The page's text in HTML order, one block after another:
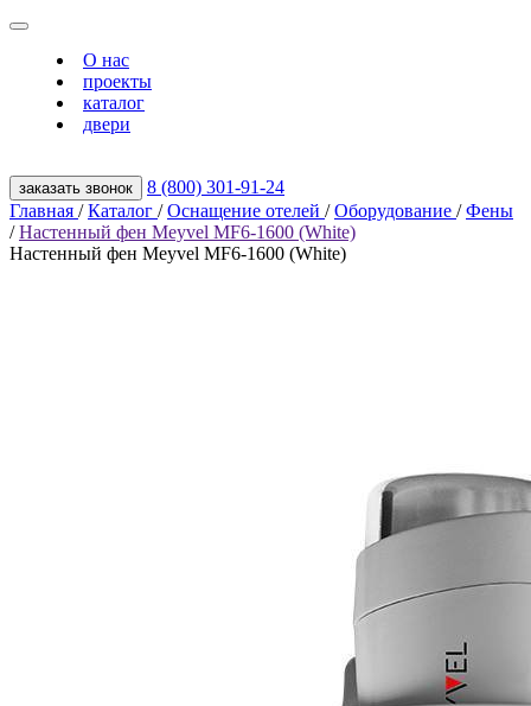
О нас
проекты
каталог
двери
заказать звонок
8 (800) 301‑91‑24
Главная / Каталог / Оснащение отелей / Оборудование / Фены
/ Настенный фен Meyvel MF6-1600 (White)
Настенный фен Meyvel MF6-1600 (White)